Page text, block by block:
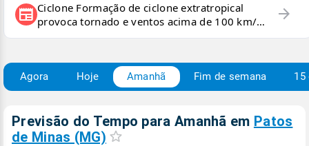
newspaper Ciclone Formação de ciclone extratropical
provoca tornado e ventos acima de 100 km/h
no RS
arrow_forward
Agora Hoje Amanhã Fim de semana 15
Previsão do Tempo para Amanhã em Patos
de Minas (MG)